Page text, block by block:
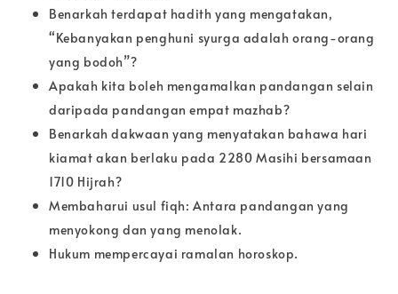
Benarkah terdapat hadith yang mengatakan,
“Kebanyakan penghuni syurga adalah orang-orang
yang bodoh”?
Apakah kita boleh mengamalkan pandangan selain
daripada pandangan empat mazhab?
Benarkah dakwaan yang menyatakan bahawa hari
kiamat akan berlaku pada 2280 Masihi bersamaan
1710 Hijrah?
Membaharui usul fiqh: Antara pandangan yang
menyokong dan yang menolak.
Hukum mempercayai ramalan horoskop.